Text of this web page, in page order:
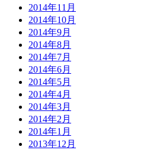
2014年11月
2014年10月
2014年9月
2014年8月
2014年7月
2014年6月
2014年5月
2014年4月
2014年3月
2014年2月
2014年1月
2013年12月